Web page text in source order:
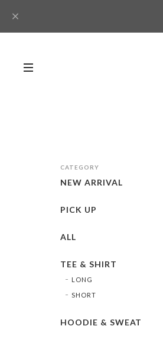
CATEGORY
NEW ARRIVAL
PICK UP
ALL
TEE & SHIRT
LONG
SHORT
HOODIE & SWEAT